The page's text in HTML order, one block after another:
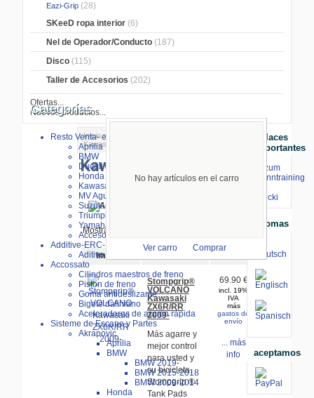
Eazi-Grip (28)
SKeeD ropa interior (6)
Nel de Operador/Conducto (187)
Disco (115)
Taller de Accesorios (202)
Ofertas...
Nuevos productos...
No hay artículos en el carro
Ver carro Comprar
Categorías
Resto Venta- especial
Aprilia
BMW
Ducati
Honda
Kawasaki
MV Agusta
Suzuki
Triumph
Yamaha
Accesorios
Additive-ERC-Bike
Aditivo ERC-Bike
Accossato
Cilindros maestros de freno
Piston de freno
Goma antideslizante
Bigote daliniano
Aceleradores de acción rápida
Sisteme de Escape y Partes
Akrapovic
Aprilia
BMW
BMW 2019-
BMW 2015-2018
BMW 2009-2014
Honda
Inicio>
Kawasaki
Kawasaki
Mostrando de
Imagen
Stompgrip®
VOLCANO
Kawasaki
ZX6R/RR
2009-
Más agarre y
mejor control
para usted y
su bicicleta.
Stompgrip ®
Tank Pads
69.90 €
incl. 19%
IVA
más
gastos de
envío
... más
info
Enlaces
Importantes
⇒ zum
Renntraining
Stecki
Idiomas
aceptamos